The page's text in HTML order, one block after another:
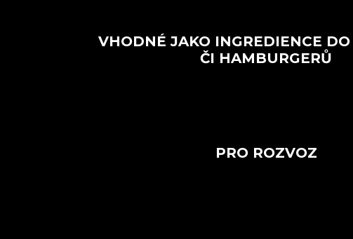
VHODNÉ JAKO INGREDIENCE
ČI HAMBURGERŮ
PRO ROZVOZ